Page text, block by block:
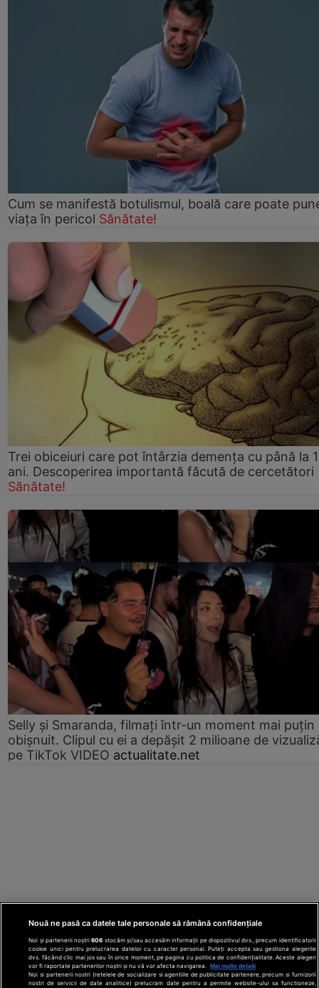
Cum se manifestă botulismul, boală care poate
viaţa în pericol Sănătate!
Trei obiceiuri care pot întârzia demența cu până la
ani. Descoperirea importantă făcută de cercetători
Sănătate!
Selly și Smaranda, filmați într-un moment mai puțin
obișnuit. Clipul cu ei a depășit 2 milioane de
pe TikTok VIDEO actualitate.net
Nouă ne pasă ca datele tale personale să rămână confidențiale
Noi și partenerii noștri606 stocăm și/sau accesăm informații pe dispozitivul dvs., precum identificatorii
cookie unici pentru prelucrarea datelor cu caracter personal. Puteți accepta sau gestiona alegerile
dvs. făcând clic mai jos sau în orice moment, pe pagina cu politica de confidențialitate. Aceste alegeri
vor fi raportate partenerilor noștri și nu vă vor afecta navigarea.
Mai multe detalii
Noi si partenerii nostri (retelele de socializare si agentiile de publicitate partenere, precum si furnizorii
nostri de servicii de date analitice) prelucram date pentru a permite website-ului sa functioneze,